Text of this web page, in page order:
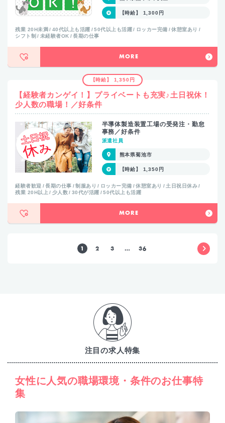
【時給】 1,300円
残業 20H未満 40代以上も活躍 50代以上も活躍 ロッカー完備
休憩室あり
シフト制
未経験者OK 長期の仕事
MORE
【時給】 1,350円
【経験者カンゲイ！】プライベートも充実♪土日祝休！
少人数の職場！／好条件
半導体製造装置工場の受発注・勤怠
事務／好条件
派遣社員
熊本県菊池市
【時給】 1,350円
経験者歓迎 長期の仕事 制服あり ロッカー完備 休憩室あり
土日祝日休み
残業 20H以上
少人数 30代が活躍 50代以上も活躍
MORE
1 2 3 … 36
注目の求人特集
女性に人気の職場環境・条件のお仕事特
集